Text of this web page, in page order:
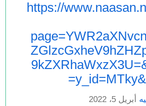
https://
أبريل 5، 2022